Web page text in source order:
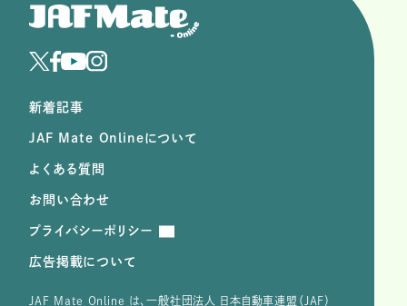
新着記事
JAF Mate Onlineについて
よくある質問
お問い合わせ
プライバシーポリシー
広告掲載について
JAF Mate Online は、⼀般社団法⼈ ⽇本⾃動⾞連盟（JAF）